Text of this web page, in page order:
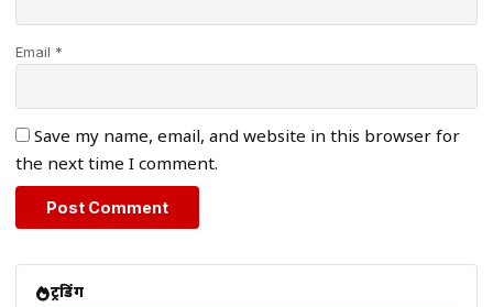
Email *
Save my name, email, and website in this browser for
the next time I comment.
ट्रेंडिंग